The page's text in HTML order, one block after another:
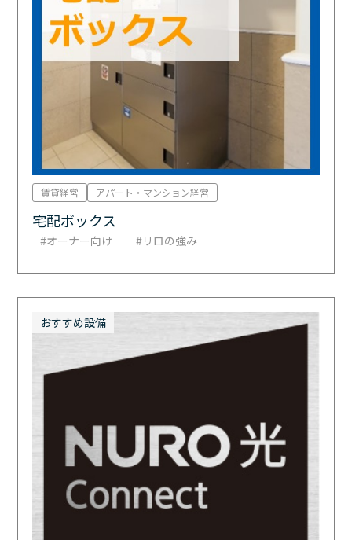
賃貸経営 アパート・マンション経営
宅配ボックス
オーナー向け リロの強み
おすすめ設備